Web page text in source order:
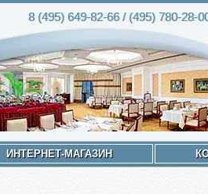
ИНТЕРНЕТ-МАГАЗИН
8 (495) 649-82-66 / (495) 780-28-